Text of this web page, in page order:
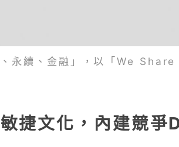
永續、金融」，以「We
捷文化，內建競爭